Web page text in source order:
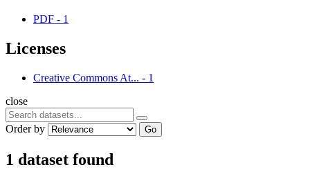
PDF - 1
Licenses
Creative Commons At... - 1
close
Order by Go
1 dataset found